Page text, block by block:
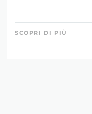
SCOPRI DI PIÙ